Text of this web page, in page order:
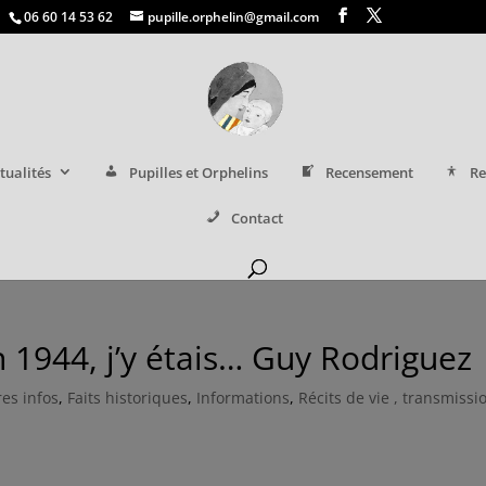
06 60 14 53 62 pupille.orphelin@gmail.com
Pupilles et Orphelins Recensement
Contact
j’y étais… Guy Rodriguez
infos, Faits historiques, Informations, Récits de vie ,